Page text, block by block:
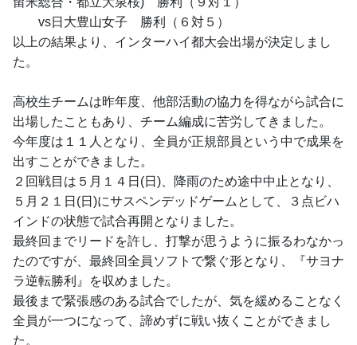
vs日大豊山女子　勝利（６対５）
以上の結果より、インターハイ都大会出場が決定しまし
た。
高校生チームは昨年度、他部活動の協力を得ながら試合に
出場したこともあり、チーム編成に苦労してきました。
今年度は１１人となり、全員が正規部員という中で成果を
出すことができました。
２回戦目は５月１４日(日)、降雨のため途中中止となり、
５月２１日(日)にサスペンデッドゲームとして、３点ビハ
インドの状態で試合再開となりました。
最終回までリードを許し、打撃が思うように振るわなかっ
たのですが、最終回全員ソフトで繋ぐ形となり、『サヨナ
ラ逆転勝利』を収めました。
最後まで緊張感のある試合でしたが、気を緩めることなく
全員が一つになって、諦めずに戦い抜くことができまし
た。